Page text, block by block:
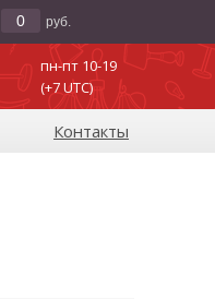
0 руб.
пн-пт 10-19
(+7 UTC)
Контакты